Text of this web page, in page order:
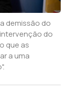
demissão do
do
que as
a uma